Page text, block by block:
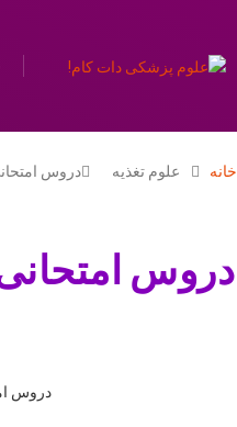
خانه علوم تغذیه دروس
دروس
دروس